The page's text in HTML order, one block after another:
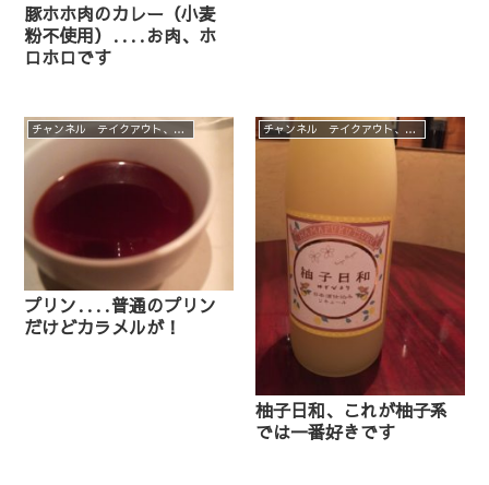
豚ホホ肉のカレー（小麦
粉不使用）‥‥お肉、ホ
ロホロです
チャンネル テイクアウト、デリバリーメニュー
プリン‥‥普通のプリン
だけどカラメルが！
チャンネル テイクアウト、デリバリーメニュー
柚子日和、これが柚子系
では一番好きです